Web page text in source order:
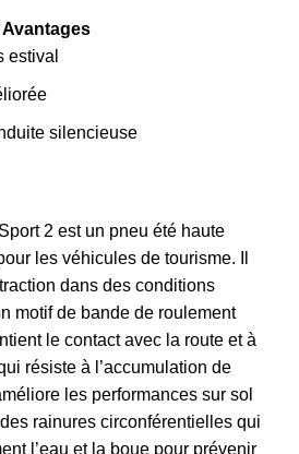
estival
silencieuse
2 est un pneu été haute
les véhicules de tourisme. Il
dans des conditions
motif de bande de roulement
le contact avec la route et à
résiste à l’accumulation de
les performances sur sol
rainures circonférentielles qui
l’eau et la boue pour prévenir